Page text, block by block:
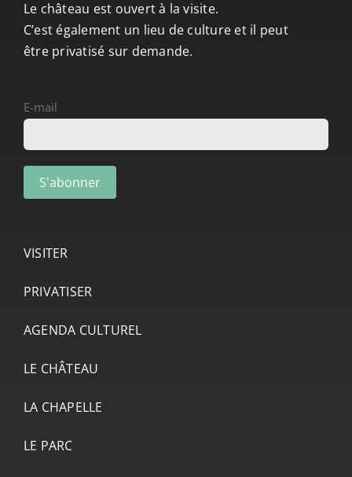
Le château est ouvert à la visite.
C’est également un lieu de culture et il peut
être privatisé sur demande.
E-mail
VISITER
PRIVATISER
AGENDA CULTUREL
LE CHÂTEAU
LA CHAPELLE
LE PARC